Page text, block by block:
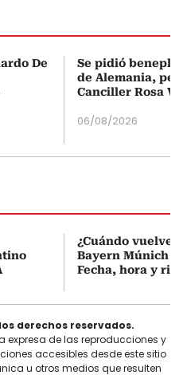
De
Se pidió
de Alemania,
Canciller Rosa
06/08/2026
¿Cuándo vuelve
Bayern Múnich
Fecha, hora y
los derechos reservados.
expresa de las reproducciones y
accesibles desde este sitio
u otros medios que resulten